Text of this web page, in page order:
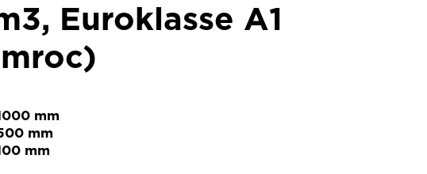
Euroklasse A1
mm
mm
mm